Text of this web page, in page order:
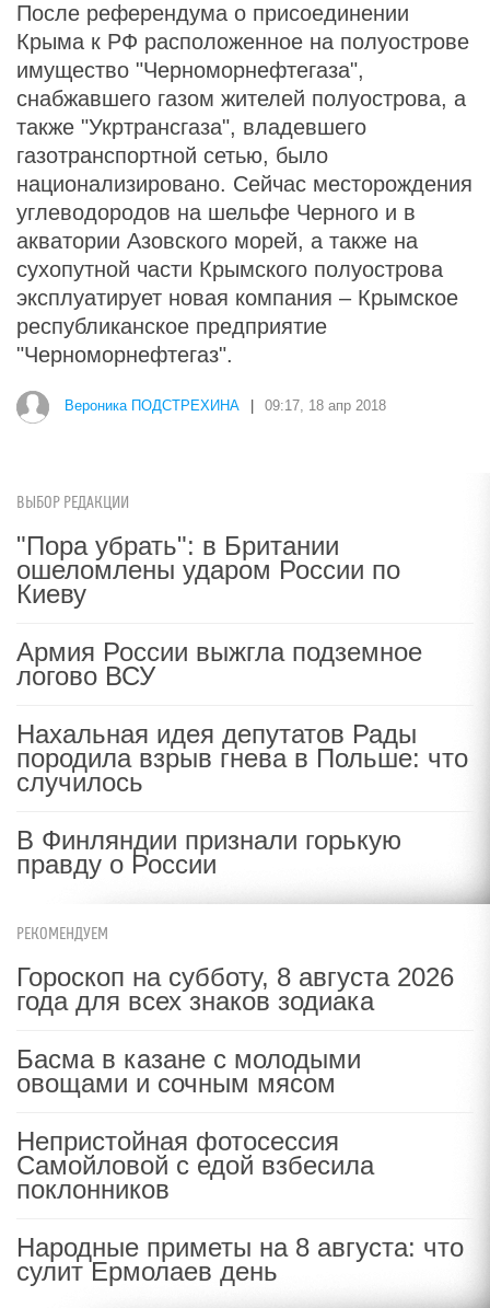
После референдума о присоединении
Крыма к РФ расположенное на полуострове
имущество "Черноморнефтегаза",
снабжавшего газом жителей полуострова, а
также "Укртрансгаза", владевшего
газотранспортной сетью, было
национализировано. Сейчас месторождения
углеводородов на шельфе Черного и в
акватории Азовского морей, а также на
сухопутной части Крымского полуострова
эксплуатирует новая компания – Крымское
республиканское предприятие
"Черноморнефтегаз".
Вероника ПОДСТРЕХИНА 09:17, 18 апр 2018
ВЫБОР РЕДАКЦИИ
"Пора убрать": в Британии
ошеломлены ударом России по
Киеву
Армия России выжгла подземное
логово ВСУ
Нахальная идея депутатов Рады
породила взрыв гнева в Польше: что
случилось
В Финляндии признали горькую
правду о России
РЕКОМЕНДУЕМ
Гороскоп на субботу, 8 августа 2026
года для всех знаков зодиака
Басма в казане с молодыми
овощами и сочным мясом
Непристойная фотосессия
Самойловой с едой взбесила
поклонников
Народные приметы на 8 августа: что
сулит Ермолаев день